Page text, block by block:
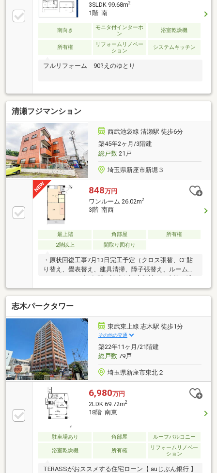
ついて、ご見学希望のお客様は下記番号までお気軽に
ご連絡下さい。お問い合わせ専用フリーダイヤル ：０
１２０－５１０ー００３
3SLDK 99.68m2
1階 南
南向き
モニタ付インターホ
ン
浴室乾燥機
所有権
リフォームリノベー
ション
システムキッチン
フルリフォーム 90?えのゆとり
清瀬フジマンション
西武池袋線 清瀬駅 徒歩6分
築45年2ヶ月/3階建
総戸数21戸
埼玉県新座市新堀３
848万円
ワンルーム 26.02m2
3階 南西
最上階 角部屋
所有権
2階以上
間取り図有り
・原状回復工事7月13日完工予定（クロス張替、CF貼
り替え、畳表替え、建具清掃、障子張替え、ルームク
リーニング）◆3年間の設備保証◆弊社から直接ご購
入のお客様には、修理費用を軽減する「あんしん保
証」サービスを用意しております。（※諸条件あり）
◆24時間トラブル対応◆成約されたお客様には、突発
的な設備トラブルに対応する「駆けつけ」サービスを
提供しております。24時間365日コールセンター対
応、30分以内の一次応急処置を無料で実施。（※諸条
件あり）
志木パークタワー
東武東上線 志木駅 徒歩1分
その他の交通
築22年11ヶ月/21階建
総戸数79戸
埼玉県新座市東北２
6,980万円
2LDK 69.72m2
18階 南東
駐車場あり 角部屋 ルーフバルコニー
浴室乾燥機 所有権
リフォームリノベー
ション
TERASSがおススメする住宅ローン【 auじぶん銀行 】